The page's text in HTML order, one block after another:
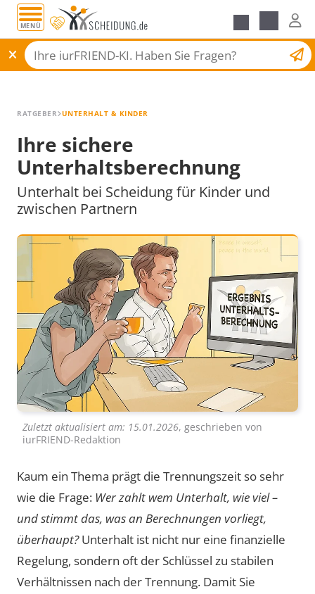
MENÜ
Scheidungsantrag
Alle Ratgeber
RATGEBER UNTERHALT & KINDER
Ihre sichere
Unterhaltsberechnung
Unterhalt bei Scheidung für Kinder und
zwischen Partnern
Zuletzt aktualisiert am: 15.01.2026, geschrieben von
iurFRIEND-Redaktion
Kaum ein Thema prägt die Trennungszeit so sehr
wie die Frage: Wer zahlt wem Unterhalt, wie viel –
und stimmt das, was an Berechnungen vorliegt,
überhaupt?Unterhalt ist nicht nur eine finanzielle
Regelung, sondern oft der Schlüssel zu stabilen
Verhältnissen nach der Trennung. Damit Sie